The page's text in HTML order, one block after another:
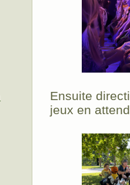
Ensuite
jeux en